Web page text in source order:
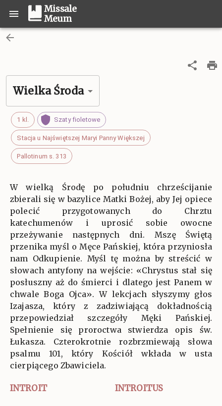
Missale
Meum
Wielka Środa
1 kl. Szaty fioletowe
Stacja u Najświętszej Maryi Panny Większej
Pallotinum s. 313
W wielką Środę po południu chrześcijanie
zbierali się w bazylice Matki Bożej, aby Jej opiece
polecić przygotowanych do Chrztu
katechumenów i uprosić sobie owocne
przeżywanie następnych dni. Mszę Świętą
przenika myśl o Męce Pańskiej, która przyniosła
nam Odkupienie. Myśl tę można by streścić w
słowach antyfony na wejście: «Chrystus stał się
posłuszny aż do śmierci i dlatego jest Panem w
chwale Boga Ojca». W lekcjach słyszymy głos
Izajasza, który z zadziwiającą dokładnością
przepowiedział szczegóły Męki Pańskiej.
Spełnienie się proroctwa stwierdza opis św.
Łukasza. Czterokrotnie rozbrzmiewają słowa
psalmu 101, który Kościół wkłada w usta
cierpiącego Zbawiciela.
INTROIT INTROITUS